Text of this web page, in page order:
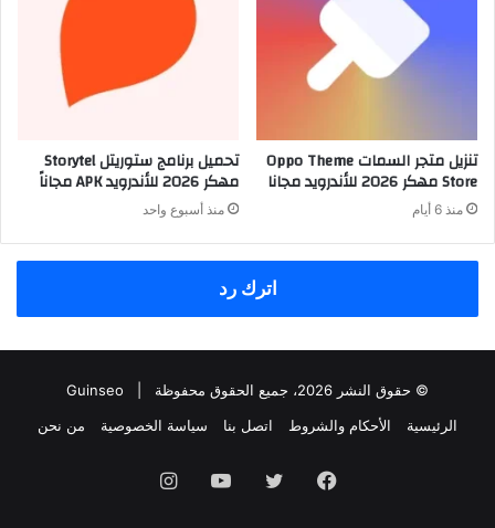
تنزيل متجر السمات Oppo Theme
Store مهكر 2026 للأندرويد مجانا
منذ 6 أيام
تحميل برنامج ستوريتل Storytel
مهكر 2026 للأندرويد APK مجاناً
منذ أسبوع واحد
اترك رد
© حقوق النشر 2026، جميع الحقوق محفوظة |
Guinseo
الرئيسية
الأحكام والشروط اتصل بنا سياسة الخصوصية من نحن
فيسبوك تويتر يوتيوبانستقرام